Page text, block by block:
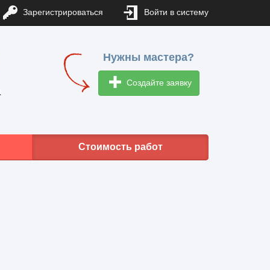
Зарегистрироваться Войти в систему
Нужны мастера?
Создайте заявку
Стоимость работ